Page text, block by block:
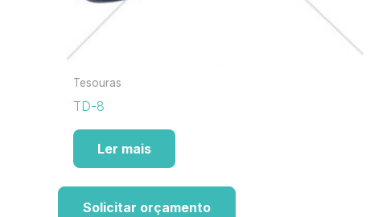
Tesouras
TD-8
Ler mais
Solicitar orçamento